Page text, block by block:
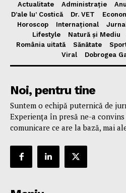
Actualitate Administrație
D’ale lu’ Costică
Dr. VET
Horoscop
Internațional
Lifestyle
Natură și Mediu
România uitată
Sănătate
Viral
Dobrogea
Noi, pentru tine
Suntem o echipă puternică de
Experiența în presă ne-a
comunicare ce are la bază, mai